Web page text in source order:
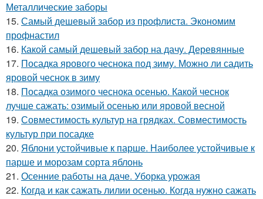
Металлические заборы
15. Самый дешевый забор из профлиста. Экономим
профнастил
16. Какой самый дешевый забор на дачу. Деревянные
17. Посадка ярового чеснока под зиму. Можно ли садить
яровой чеснок в зиму
18. Посадка озимого чеснока осенью. Какой чеснок
лучше сажать: озимый осенью или яровой весной
19. Совместимость культур на грядках. Совместимость
культур при посадке
20. Яблони устойчивые к парше. Наиболее устойчивые к
парше и морозам сорта яблонь
21. Осенние работы на даче. Уборка урожая
22. Когда и как сажать лилии осенью. Когда нужно сажать